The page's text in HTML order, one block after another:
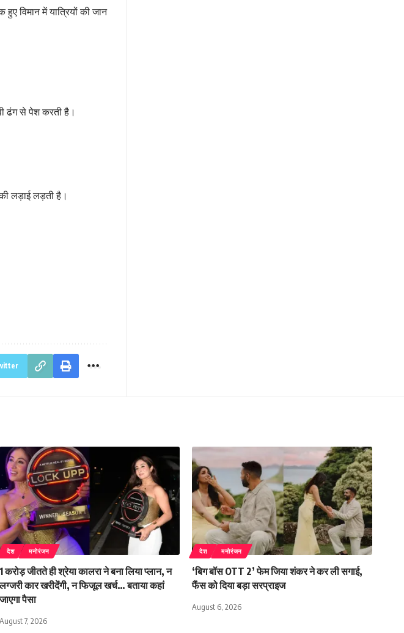
विमान में यात्रियों की जान
ढंग से पेश करती है।
लड़ाई लड़ती है।
देश मनोरंजन
1 करोड़ जीतते ही श्रेया कालरा ने बना लिया प्लान, न
लग्जरी कार खरीदेंगी, न फिजूल खर्च… बताया कहां
जाएगा पैसा
August 7, 2026
देश मनोरंजन
‘बिग बॉस OTT 2’ फेम जिया शंकर ने कर ली सगाई,
फैंस को दिया बड़ा सरप्राइज
August 6, 2026